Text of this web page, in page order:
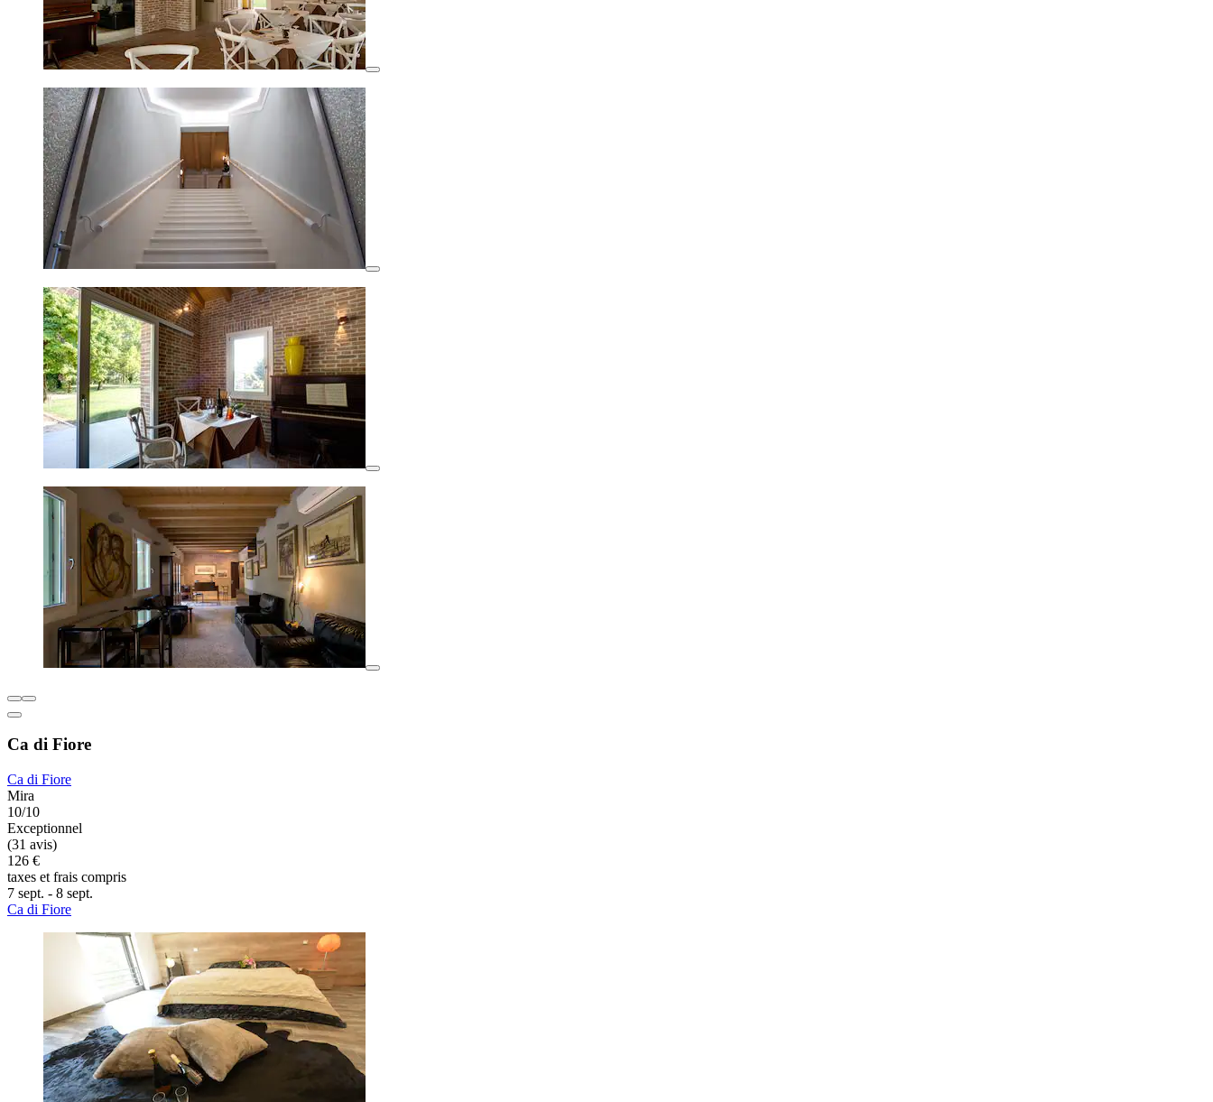
Ca di Fiore
Ca di Fiore
Mira
10/10
Exceptionnel
(31 avis)
126 €
taxes et frais compris
7 sept. - 8 sept.
Ca di Fiore